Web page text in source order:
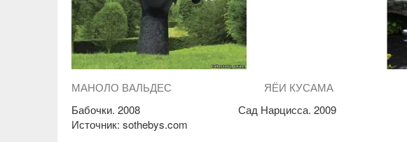
МАНОЛО ВАЛЬДЕС ЯЁИ КУСАМА
Бабочки. 2008 Сад Нарцисса. 2009
Источник: sothebys.com